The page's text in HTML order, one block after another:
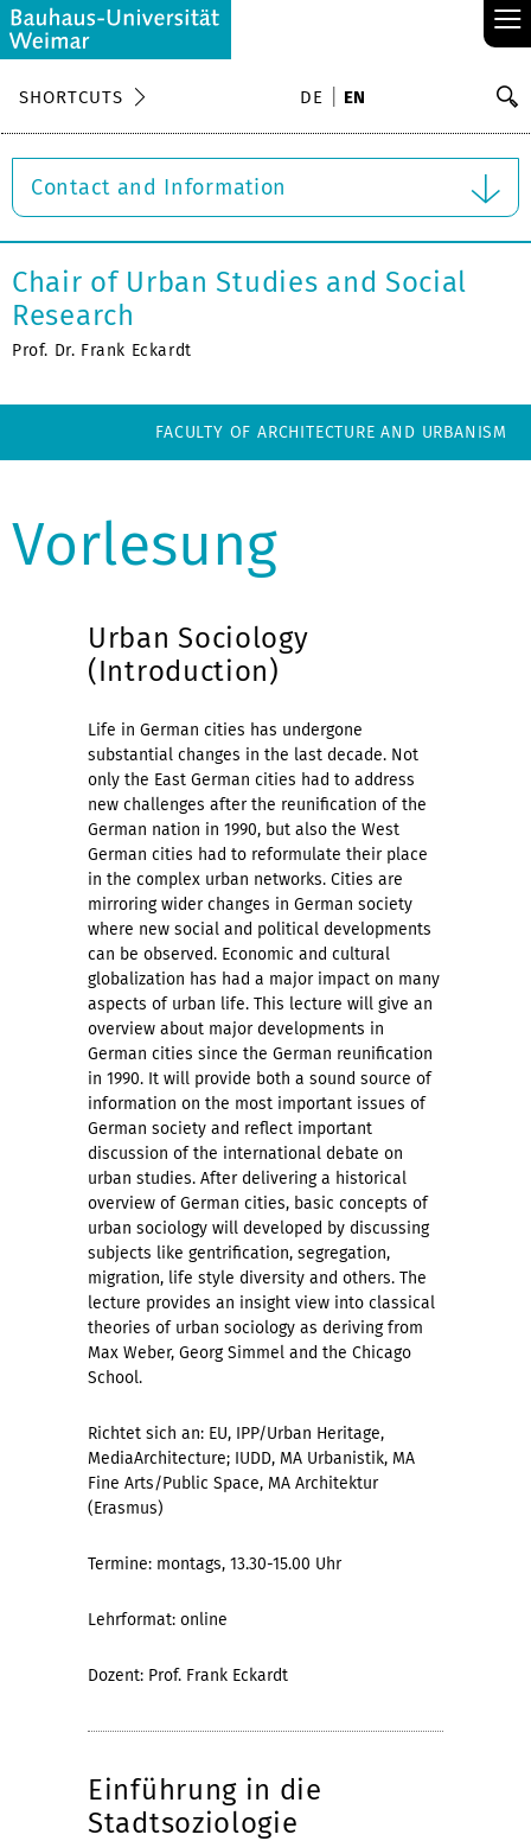
≡
SHORTCUTS DE EN
Contact and Information
Chair of Urban Studies and Social
Research
Prof. Dr. Frank Eckardt
FACULTY OF ARCHITECTURE AND URBANISM
Vorlesung
Urban Sociology
(Introduction)
Life in German cities has undergone
substantial changes in the last decade. Not
only the East German cities had to address
new challenges after the reunification of the
German nation in 1990, but also the West
German cities had to reformulate their place
in the complex urban networks. Cities are
mirroring wider changes in German society
where new social and political developments
can be observed. Economic and cultural
globalization has had a major impact on many
aspects of urban life. This lecture will give an
overview about major developments in
German cities since the German reunification
in 1990. It will provide both a sound source of
information on the most important issues of
German society and reflect important
discussion of the international debate on
urban studies. After delivering a historical
overview of German cities, basic concepts of
urban sociology will developed by discussing
subjects like gentrification, segregation,
migration, life style diversity and others. The
lecture provides an insight view into classical
theories of urban sociology as deriving from
Max Weber, Georg Simmel and the Chicago
School.
Richtet sich an: EU, IPP/Urban Heritage,
MediaArchitecture; IUDD, MA Urbanistik, MA
Fine Arts/Public Space, MA Architektur
(Erasmus)
Termine: montags, 13.30-15.00 Uhr
Lehrformat: online
Dozent: Prof. Frank Eckardt
Einführung in die
Stadtsoziologie